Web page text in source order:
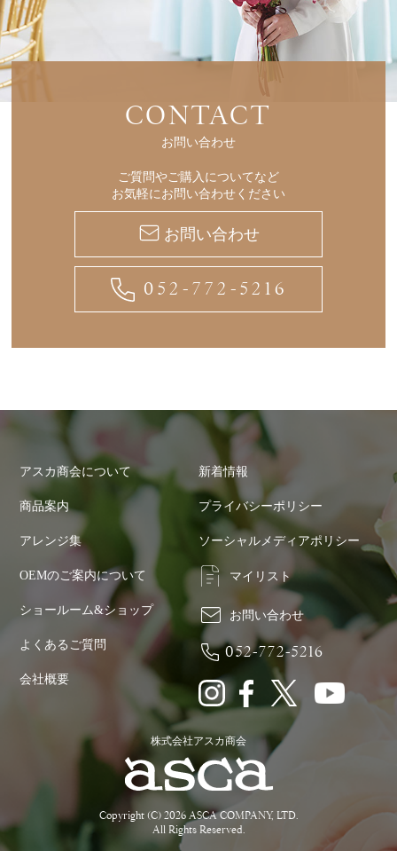
CONTACT
お問い合わせ
ご質問やご購入についてなど
お気軽にお問い合わせください
お問い合わせ
052-772-5216
アスカ商会について
商品案内
アレンジ集
OEMのご案内について
ショールーム&ショップ
よくあるご質問
会社概要
新着情報
プライバシーポリシー
ソーシャルメディアポリシー
マイリスト
お問い合わせ
052-772-5216
株式会社アスカ商会
Copyright (C) 2026 ASCA COMPANY, LTD.
All Rights Reserved.